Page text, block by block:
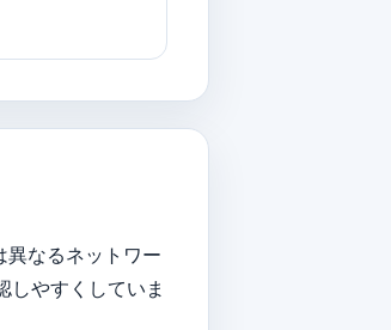
なるネットワー
しやすくしていま